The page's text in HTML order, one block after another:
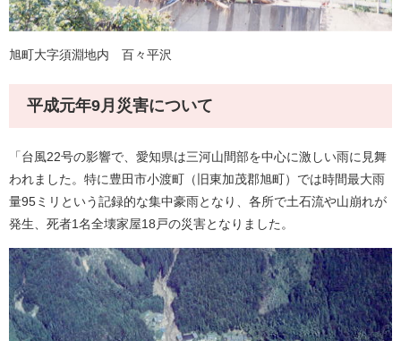
旭町大字須淵地内 百々平沢
平成元年9月災害について
「台風22号の影響で、愛知県は三河山間部を中心に激しい雨に見舞
われました。特に豊田市小渡町（旧東加茂郡旭町）では時間最大雨
量95ミリという記録的な集中豪雨となり、各所で土石流や山崩れが
発生、死者1名全壊家屋18戸の災害となりました。